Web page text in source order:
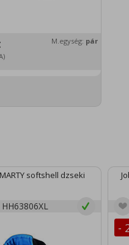
M.egység: pár
softshell dzseki
HH63806XL
-